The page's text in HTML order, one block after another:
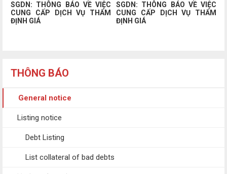
THÔNG BÁO
General notice
Listing notice
Debt Listing
List collateral of bad debts
SGDN: THÔNG BÁO VỀ VIỆC
CUNG CẤP DỊCH VỤ THẨM
ĐỊNH GIÁ
SGDN: THÔNG BÁO VỀ VIỆC
CUNG CẤP DỊCH VỤ THẨM
ĐỊNH GIÁ